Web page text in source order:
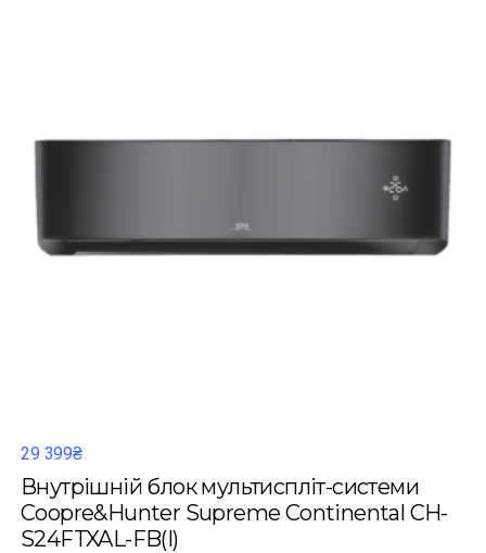
29 399₴
Внутрішній блок мультиспліт-системи
Coopre&Hunter Supreme Continental CH-
S24FTXAL-FB(I)